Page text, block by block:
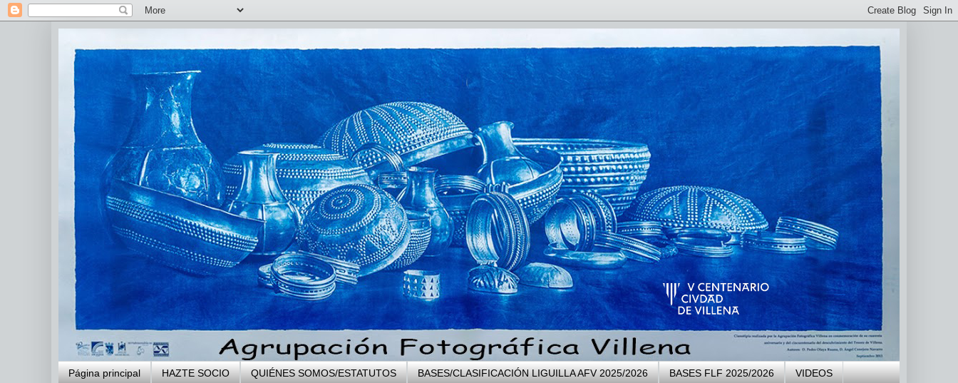
Página principal HAZTE SOCIO QUIÉNES SOMOS/ESTATUTOS BASES/CLASIFICACIÓN LIGUILLA AFV 2025/2026 BASES FLF 2025/2026 VIDEOS